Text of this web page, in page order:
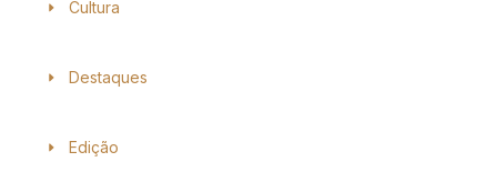
Cultura
Destaques
Edição